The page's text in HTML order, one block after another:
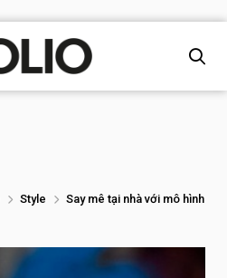
Style
Say mê tại nhà với mô hình